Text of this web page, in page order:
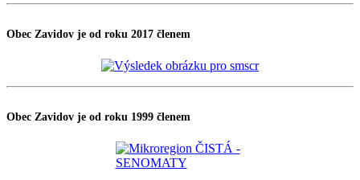
Obec Zavidov je od roku 2017 členem
Obec Zavidov je od roku 1999 členem